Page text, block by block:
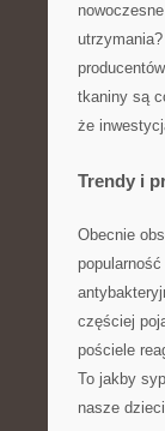
tkaniny są
że
Trendy i
Obecnie
częściej
pościele
To jakby
nasze